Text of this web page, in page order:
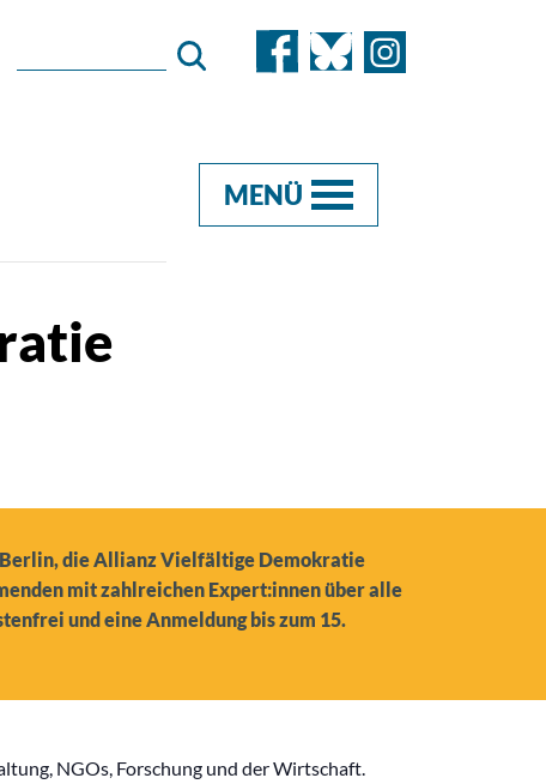
MENÜ
die Allianz Vielfältige Demokratie
mit zahlreichen Expert:innen über alle
und eine Anmeldung bis zum 15.
NGOs, Forschung und der Wirtschaft.